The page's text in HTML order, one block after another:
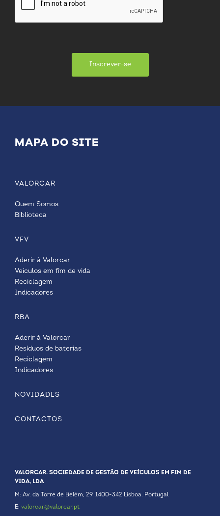
Inscrever-se
MAPA DO SITE
VALORCAR
Quem Somos
Biblioteca
VFV
Aderir à Valorcar
Veículos em fim de vida
Reciclagem
Indicadores
RBA
Aderir à Valorcar
Resíduos de baterias
Reciclagem
Indicadores
NOVIDADES
CONTACTOS
VALORCAR. SOCIEDADE DE GESTÃO DE VEÍCULOS EM FIM DE
VIDA, LDA
M: Av. da Torre de Belém, 29. 1400-342 Lisboa. Portugal
E: valorcar@valorcar.pt